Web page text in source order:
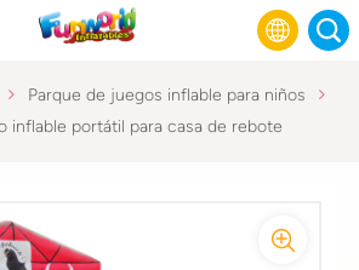
Parque de juegos inflable para niños
inflable portátil para casa de rebote